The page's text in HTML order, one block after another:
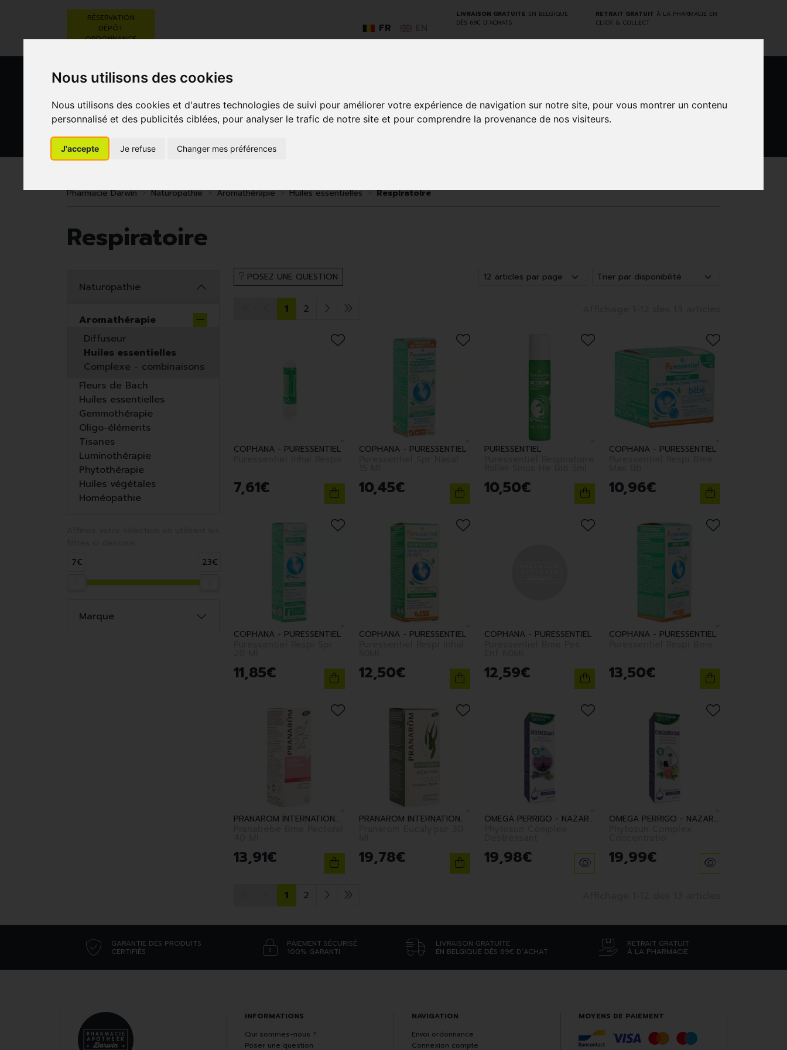
Nous utilisons des cookies
Nous utilisons des cookies et d'autres technologies de suivi pour améliorer votre expérience de navigation sur notre site, pour vous montrer un contenu
personnalisé et des publicités ciblées, pour analyser le trafic de notre site et pour comprendre la provenance de nos visiteurs.
J'accepte Je refuse Changer mes préférences
LIVRAISON GRATUITE EN BELGIQUE
DÈS 69€ D’ACHATS
RETRAIT GRATUIT À LA PHARMACIE EN
CLICK & COLLECT
FR
RÉSERVATION
DÉPÔT
ORDONNANCE
GO
BEAUTÉ,
SOINS ET
RÉGIME,
GROSSESSE
Pharmacie Darwin Naturopathie Aromathérapie Huiles essentielles Respiratoire
Respiratoire
POSEZ UNE QUESTION
1 2
COPHANA - PURESSENTIEL
7,61€
COPHANA - PURESSENTIEL
10,45€
PURESSENTIEL
10,50€
COPHANA - PURESSENTIEL
10,96€
COPHANA - PURESSENTIEL
11,85€
COPHANA - PURESSENTIEL
12,50€
COPHANA - PURESSENTIEL
12,59€
COPHANA - PURESSENTIEL
13,50€
PRANAROM INTERNATIONAL
13,91€
PRANAROM INTERNATIONAL
19,78€
OMEGA PERRIGO - NAZARETH
19,98€
OMEGA PERRIGO - NAZARETH
19,99€
1 2
Naturopathie
Aromathérapie
Diffuseur
Huiles essentielles
Complexe - combinaisons
Fleurs de Bach
Huiles essentielles
Gemmothérapie
Oligo-éléments
Tisanes
Luminothérapie
Phytothérapie
Huiles végétales
Homéopathie
7€
23€
Marque
GARANTIE DES PRODUITS
CERTIFIÉS
PAIEMENT SÉCURISÉ
100% GARANTI
LIVRAISON GRATUITE
EN BELGIQUE DÈS 69€ D’ACHAT
RETRAIT GRATUIT
À LA PHARMACIE
INFORMATIONS
Qui sommes-nous ?
Poser une question
NAVIGATION
Envoi ordonnance
Connexion compte
MOYENS DE PAIEMENT